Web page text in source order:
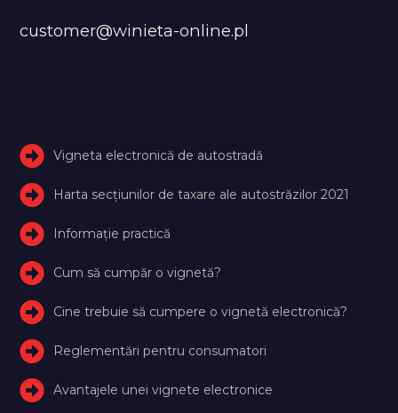
customer@winieta-online.pl
Vigneta electronică de autostradă
Harta secțiunilor de taxare ale autostrăzilor 2021
Informație practică
Cum să cumpăr o vignetă?
Cine trebuie să cumpere o vignetă electronică?
Reglementări pentru consumatori
Avantajele unei vignete electronice